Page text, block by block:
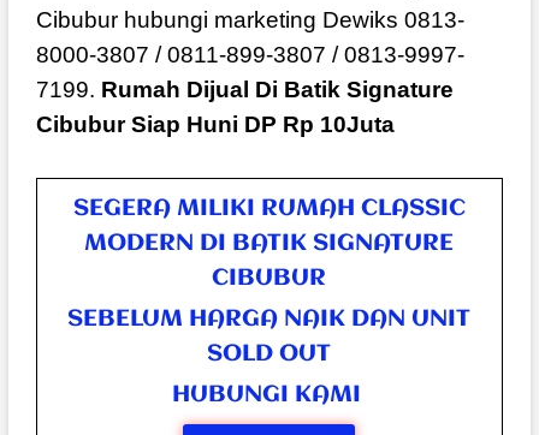
Cibubur hubungi marketing Dewiks 0813-
8000-3807 / 0811-899-3807 / 0813-9997-
7199. Rumah Dijual Di Batik Signature
Cibubur Siap Huni DP Rp 10Juta
SEGERA MILIKI RUMAH CLASSIC
MODERN DI BATIK SIGNATURE
CIBUBUR
SEBELUM HARGA NAIK DAN UNIT
SOLD OUT
HUBUNGI KAMI